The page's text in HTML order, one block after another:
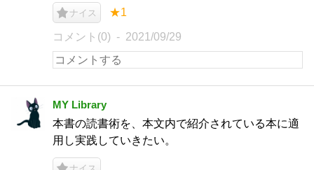
ナイス ★1
コメント(0) 2021/09/29
MY Library
本書の読書術を、本文内で紹介されている本に適
用し実践していきたい。